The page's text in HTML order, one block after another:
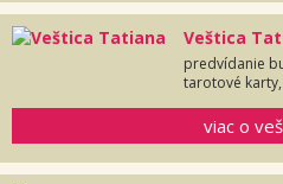
Veštica
predvídanie
tarotové
viac o